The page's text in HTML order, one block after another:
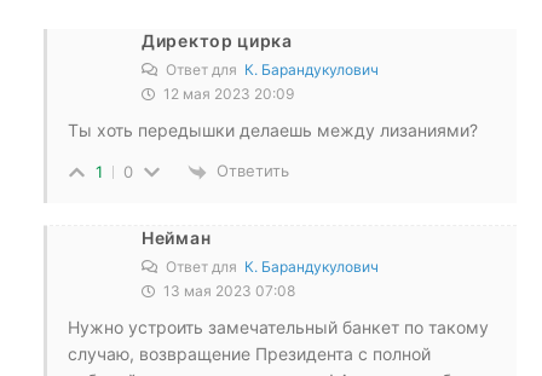
Директор цирка
Ответ для К. Барандукулович
12 мая 2023 20:09
Ты хоть передышки делаешь между лизаниями?
1 0 Ответить
Нейман
Ответ для К. Барандукулович
13 мая 2023 07:08
Нужно устроить замечательный банкет по такому
случаю, возвращение Президента с полной